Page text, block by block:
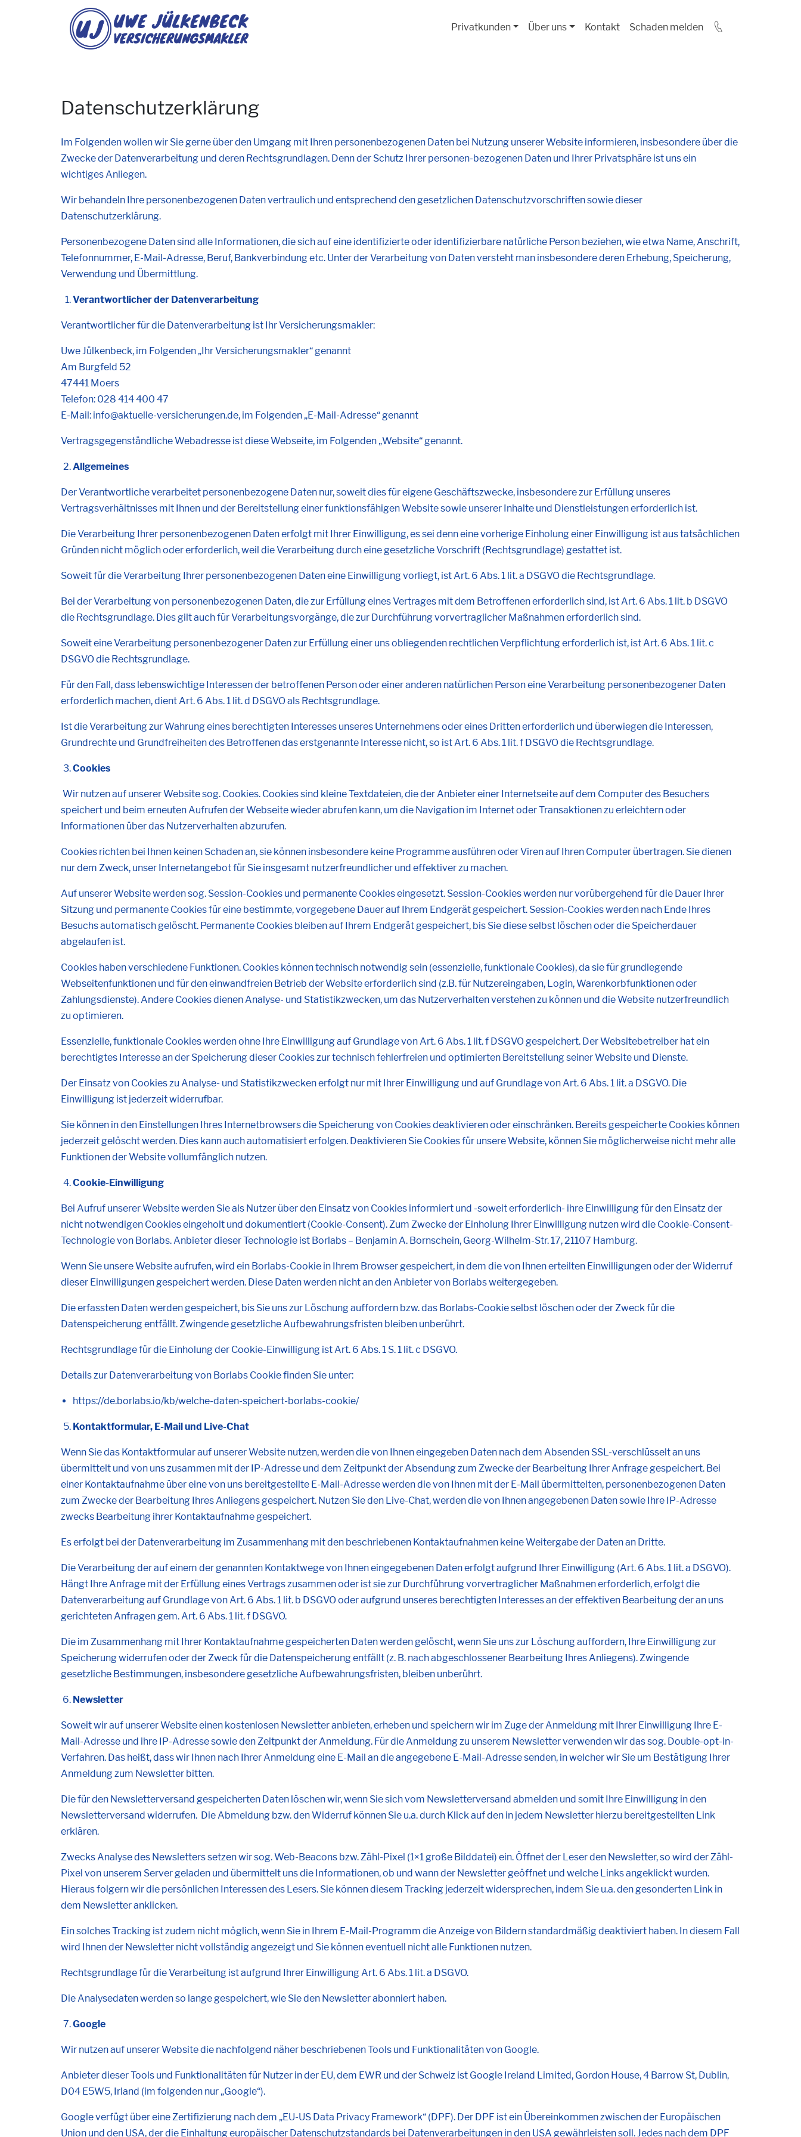
Privatkunden Über uns Kontakt Schaden melden
Datenschutzerklärung
Im Folgenden wollen wir Sie gerne über den Umgang mit Ihren personenbezogenen Daten bei Nutzung unserer Website informieren, insbesondere über die
Zwecke der Datenverarbeitung und deren Rechtsgrundlagen. Denn der Schutz Ihrer personen-bezogenen Daten und Ihrer Privatsphäre ist uns ein
wichtiges Anliegen.
Wir behandeln Ihre personenbezogenen Daten vertraulich und entsprechend den gesetzlichen Datenschutzvorschriften sowie dieser
Datenschutzerklärung.
Personenbezogene Daten sind alle Informationen, die sich auf eine identifizierte oder identifizierbare natürliche Person beziehen, wie etwa Name, Anschrift,
Telefonnummer, E-Mail-Adresse, Beruf, Bankverbindung etc. Unter der Verarbeitung von Daten versteht man insbesondere deren Erhebung, Speicherung,
Verwendung und Übermittlung.
Verantwortlicher der Datenverarbeitung
Verantwortlicher für die Datenverarbeitung ist Ihr Versicherungsmakler:
Uwe Jülkenbeck, im Folgenden „Ihr Versicherungsmakler“ genannt
Am Burgfeld 52
47441 Moers
Telefon: 028 414 400 47
E-Mail: info@aktuelle-versicherungen.de, im Folgenden „E-Mail-Adresse“ genannt
Vertragsgegenständliche Webadresse ist diese Webseite, im Folgenden „Website“ genannt.
Allgemeines
Der Verantwortliche verarbeitet personenbezogene Daten nur, soweit dies für eigene Geschäftszwecke, insbesondere zur Erfüllung unseres
Vertragsverhältnisses mit Ihnen und der Bereitstellung einer funktionsfähigen Website sowie unserer Inhalte und Dienstleistungen erforderlich ist.
Die Verarbeitung Ihrer personenbezogenen Daten erfolgt mit Ihrer Einwilligung, es sei denn eine vorherige Einholung einer Einwilligung ist aus tatsächlichen
Gründen nicht möglich oder erforderlich, weil die Verarbeitung durch eine gesetzliche Vorschrift (Rechtsgrundlage) gestattet ist.
Soweit für die Verarbeitung Ihrer personenbezogenen Daten eine Einwilligung vorliegt, ist Art. 6 Abs. 1 lit. a DSGVO die Rechtsgrundlage.
Bei der Verarbeitung von personenbezogenen Daten, die zur Erfüllung eines Vertrages mit dem Betroffenen erforderlich sind, ist Art. 6 Abs. 1 lit. b DSGVO
die Rechtsgrundlage. Dies gilt auch für Verarbeitungsvorgänge, die zur Durchführung vorvertraglicher Maßnahmen erforderlich sind.
Soweit eine Verarbeitung personenbezogener Daten zur Erfüllung einer uns obliegenden rechtlichen Verpflichtung erforderlich ist, ist Art. 6 Abs. 1 lit. c
DSGVO die Rechtsgrundlage.
Für den Fall, dass lebenswichtige Interessen der betroffenen Person oder einer anderen natürlichen Person eine Verarbeitung personenbezogener Daten
erforderlich machen, dient Art. 6 Abs. 1 lit. d DSGVO als Rechtsgrundlage.
Ist die Verarbeitung zur Wahrung eines berechtigten Interesses unseres Unternehmens oder eines Dritten erforderlich und überwiegen die Interessen,
Grundrechte und Grundfreiheiten des Betroffenen das erstgenannte Interesse nicht, so ist Art. 6 Abs. 1 lit. f DSGVO die Rechtsgrundlage.
Cookies
Wir nutzen auf unserer Website sog. Cookies. Cookies sind kleine Textdateien, die der Anbieter einer Internetseite auf dem Computer des Besuchers
speichert und beim erneuten Aufrufen der Webseite wieder abrufen kann, um die Navigation im Internet oder Transaktionen zu erleichtern oder
Informationen über das Nutzerverhalten abzurufen.
Cookies richten bei Ihnen keinen Schaden an, sie können insbesondere keine Programme ausführen oder Viren auf Ihren Computer übertragen. Sie dienen
nur dem Zweck, unser Internetangebot für Sie insgesamt nutzerfreundlicher und effektiver zu machen.
Auf unserer Website werden sog. Session-Cookies und permanente Cookies eingesetzt. Session-Cookies werden nur vorübergehend für die Dauer Ihrer
Sitzung und permanente Cookies für eine bestimmte, vorgegebene Dauer auf Ihrem Endgerät gespeichert. Session-Cookies werden nach Ende Ihres
Besuchs automatisch gelöscht. Permanente Cookies bleiben auf Ihrem Endgerät gespeichert, bis Sie diese selbst löschen oder die Speicherdauer
abgelaufen ist.
Cookies haben verschiedene Funktionen. Cookies können technisch notwendig sein (essenzielle, funktionale Cookies), da sie für grundlegende
Webseitenfunktionen und für den einwandfreien Betrieb der Website erforderlich sind (z.B. für Nutzereingaben, Login, Warenkorbfunktionen oder
Zahlungsdienste). Andere Cookies dienen Analyse- und Statistikzwecken, um das Nutzerverhalten verstehen zu können und die Website nutzerfreundlich
zu optimieren.
Essenzielle, funktionale Cookies werden ohne Ihre Einwilligung auf Grundlage von Art. 6 Abs. 1 lit. f DSGVO gespeichert. Der Websitebetreiber hat ein
berechtigtes Interesse an der Speicherung dieser Cookies zur technisch fehlerfreien und optimierten Bereitstellung seiner Website und Dienste.
Der Einsatz von Cookies zu Analyse- und Statistikzwecken erfolgt nur mit Ihrer Einwilligung und auf Grundlage von Art. 6 Abs. 1 lit. a DSGVO. Die
Einwilligung ist jederzeit widerrufbar.
Sie können in den Einstellungen Ihres Internetbrowsers die Speicherung von Cookies deaktivieren oder einschränken. Bereits gespeicherte Cookies können
jederzeit gelöscht werden. Dies kann auch automatisiert erfolgen. Deaktivieren Sie Cookies für unsere Website, können Sie möglicherweise nicht mehr alle
Funktionen der Website vollumfänglich nutzen.
Cookie-Einwilligung
Bei Aufruf unserer Website werden Sie als Nutzer über den Einsatz von Cookies informiert und -soweit erforderlich- ihre Einwilligung für den Einsatz der
nicht notwendigen Cookies eingeholt und dokumentiert (Cookie-Consent). Zum Zwecke der Einholung Ihrer Einwilligung nutzen wird die Cookie-Consent-
Technologie von Borlabs. Anbieter dieser Technologie ist Borlabs – Benjamin A. Bornschein, Georg-Wilhelm-Str. 17, 21107 Hamburg.
Wenn Sie unsere Website aufrufen, wird ein Borlabs-Cookie in Ihrem Browser gespeichert, in dem die von Ihnen erteilten Einwilligungen oder der Widerruf
dieser Einwilligungen gespeichert werden. Diese Daten werden nicht an den Anbieter von Borlabs weitergegeben.
Die erfassten Daten werden gespeichert, bis Sie uns zur Löschung auffordern bzw. das Borlabs-Cookie selbst löschen oder der Zweck für die
Datenspeicherung entfällt. Zwingende gesetzliche Aufbewahrungsfristen bleiben unberührt.
Rechtsgrundlage für die Einholung der Cookie-Einwilligung ist Art. 6 Abs. 1 S. 1 lit. c DSGVO.
Details zur Datenverarbeitung von Borlabs Cookie finden Sie unter:
https://de.borlabs.io/kb/welche-daten-speichert-borlabs-cookie/
Kontaktformular, E-Mail und Live-Chat
Wenn Sie das Kontaktformular auf unserer Website nutzen, werden die von Ihnen eingegeben Daten nach dem Absenden SSL-verschlüsselt an uns
übermittelt und von uns zusammen mit der IP-Adresse und dem Zeitpunkt der Absendung zum Zwecke der Bearbeitung Ihrer Anfrage gespeichert. Bei
einer Kontaktaufnahme über eine von uns bereitgestellte E-Mail-Adresse werden die von Ihnen mit der E-Mail übermittelten, personenbezogenen Daten
zum Zwecke der Bearbeitung Ihres Anliegens gespeichert. Nutzen Sie den Live-Chat, werden die von Ihnen angegebenen Daten sowie Ihre IP-Adresse
zwecks Bearbeitung ihrer Kontaktaufnahme gespeichert.
Es erfolgt bei der Datenverarbeitung im Zusammenhang mit den beschriebenen Kontaktaufnahmen keine Weitergabe der Daten an Dritte.
Die Verarbeitung der auf einem der genannten Kontaktwege von Ihnen eingegebenen Daten erfolgt aufgrund Ihrer Einwilligung (Art. 6 Abs. 1 lit. a DSGVO).
Hängt Ihre Anfrage mit der Erfüllung eines Vertrags zusammen oder ist sie zur Durchführung vorvertraglicher Maßnahmen erforderlich, erfolgt die
Datenverarbeitung auf Grundlage von Art. 6 Abs. 1 lit. b DSGVO oder aufgrund unseres berechtigten Interesses an der effektiven Bearbeitung der an uns
gerichteten Anfragen gem. Art. 6 Abs. 1 lit. f DSGVO.
Die im Zusammenhang mit Ihrer Kontaktaufnahme gespeicherten Daten werden gelöscht, wenn Sie uns zur Löschung auffordern, Ihre Einwilligung zur
Speicherung widerrufen oder der Zweck für die Datenspeicherung entfällt (z. B. nach abgeschlossener Bearbeitung Ihres Anliegens). Zwingende
gesetzliche Bestimmungen, insbesondere gesetzliche Aufbewahrungsfristen, bleiben unberührt.
Newsletter
Soweit wir auf unserer Website einen kostenlosen Newsletter anbieten, erheben und speichern wir im Zuge der Anmeldung mit Ihrer Einwilligung Ihre E-
Mail-Adresse und ihre IP-Adresse sowie den Zeitpunkt der Anmeldung. Für die Anmeldung zu unserem Newsletter verwenden wir das sog. Double-opt-in-
Verfahren. Das heißt, dass wir Ihnen nach Ihrer Anmeldung eine E-Mail an die angegebene E-Mail-Adresse senden, in welcher wir Sie um Bestätigung Ihrer
Anmeldung zum Newsletter bitten.
Die für den Newsletterversand gespeicherten Daten löschen wir, wenn Sie sich vom Newsletterversand abmelden und somit Ihre Einwilligung in den
Newsletterversand widerrufen. Die Abmeldung bzw. den Widerruf können Sie u.a. durch Klick auf den in jedem Newsletter hierzu bereitgestellten Link
erklären.
Zwecks Analyse des Newsletters setzen wir sog. Web-Beacons bzw. Zähl-Pixel (1×1 große Bilddatei) ein. Öffnet der Leser den Newsletter, so wird der Zähl-
Pixel von unserem Server geladen und übermittelt uns die Informationen, ob und wann der Newsletter geöffnet und welche Links angeklickt wurden.
Hieraus folgern wir die persönlichen Interessen des Lesers. Sie können diesem Tracking jederzeit widersprechen, indem Sie u.a. den gesonderten Link in
dem Newsletter anklicken.
Ein solches Tracking ist zudem nicht möglich, wenn Sie in Ihrem E-Mail-Programm die Anzeige von Bildern standardmäßig deaktiviert haben. In diesem Fall
wird Ihnen der Newsletter nicht vollständig angezeigt und Sie können eventuell nicht alle Funktionen nutzen.
Rechtsgrundlage für die Verarbeitung ist aufgrund Ihrer Einwilligung Art. 6 Abs. 1 lit. a DSGVO.
Die Analysedaten werden so lange gespeichert, wie Sie den Newsletter abonniert haben.
Google
Wir nutzen auf unserer Website die nachfolgend näher beschriebenen Tools und Funktionalitäten von Google.
Anbieter dieser Tools und Funktionalitäten für Nutzer in der EU, dem EWR und der Schweiz ist Google Ireland Limited, Gordon House, 4 Barrow St, Dublin,
D04 E5W5, Irland (im folgenden nur „Google“).
Google verfügt über eine Zertifizierung nach dem „EU-US Data Privacy Framework“ (DPF). Der DPF ist ein Übereinkommen zwischen der Europäischen
Union und den USA, der die Einhaltung europäischer Datenschutzstandards bei Datenverarbeitungen in den USA gewährleisten soll. Jedes nach dem DPF